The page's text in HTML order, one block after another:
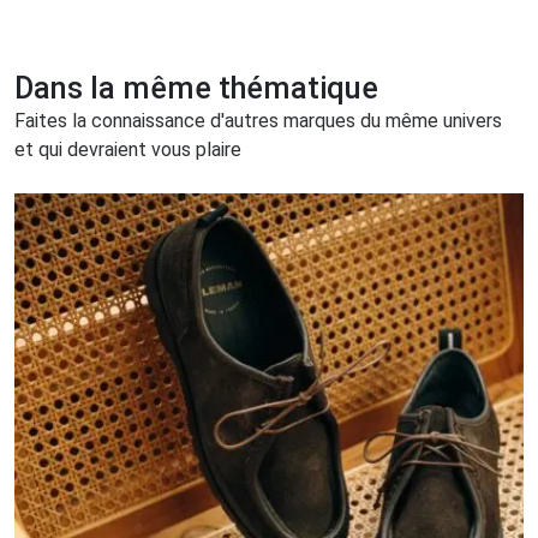
Dans la même thématique
Faites la connaissance d'autres marques du même univers
et qui devraient vous plaire